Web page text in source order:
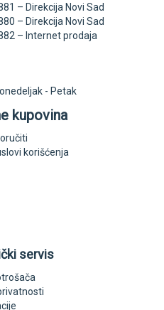
– Direkcija Novi Sad
– Direkcija Novi Sad
– Internet prodaja
- Petak
kupovina
korišćenja
servis